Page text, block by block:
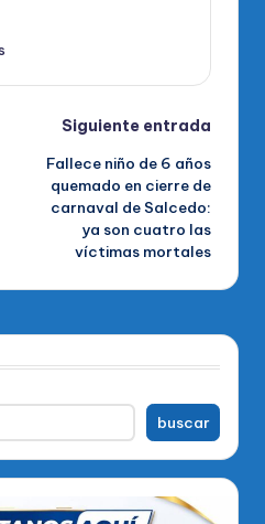
Siguiente entrada
Fallece niño de 6 años
quemado en cierre de
carnaval de Salcedo:
ya son cuatro las
víctimas mortales
buscar